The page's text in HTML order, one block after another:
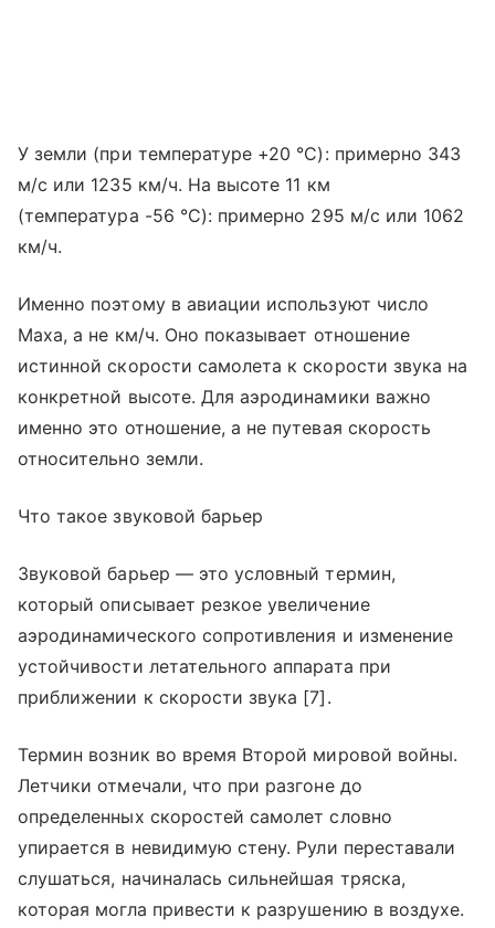
У земли (при температуре +20 °C): примерно 343
м/с или 1235 км/ч. На высоте 11 км
(температура -56 °C): примерно 295 м/с или 1062
км/ч.
Именно поэтому в авиации используют число
Маха, а не км/ч. Оно показывает отношение
истинной скорости самолета к скорости звука на
конкретной высоте. Для аэродинамики важно
именно это отношение, а не путевая скорость
относительно земли.
Что такое звуковой барьер
Звуковой барьер — это условный термин,
который описывает резкое увеличение
аэродинамического сопротивления и изменение
устойчивости летательного аппарата при
приближении к скорости звука [7].
Термин возник во время Второй мировой войны.
Летчики отмечали, что при разгоне до
определенных скоростей самолет словно
упирается в невидимую стену. Рули переставали
слушаться, начиналась сильнейшая тряска,
которая могла привести к разрушению в воздухе.